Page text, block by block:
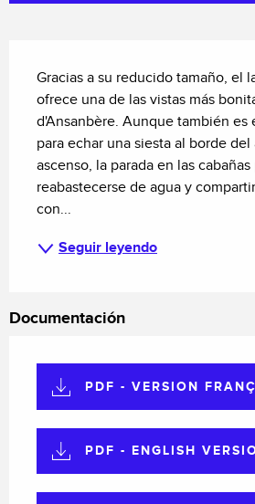
Gracias a su reducido tamaño, el
ofrece una de las vistas más
d'Ansanbère. Aunque también es
para echar una siesta al borde
ascenso, la parada en las
reabastecerse de agua y
con...
Seguir leyendo
Documentación
PDF - VERSION
PDF - ENGLISH